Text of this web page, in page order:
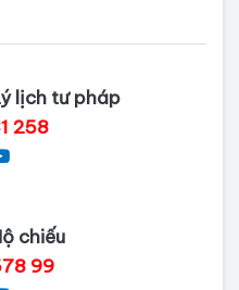
Lịch Tư Pháp tại Hồ
lịch tư pháp tại Đồng
lý lịch tư pháp
lịch tư pháp tại Bình
lịch tư pháp
258
chiếu
99